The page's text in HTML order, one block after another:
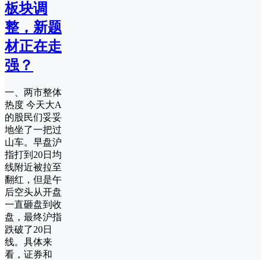
板块调
整，新题
材正在走
强？
一、两市整体
热度 今天大A
的股民们妥妥
地坐了一把过
山车。早盘沪
指打到20日均
线附近被拉至
翻红，但是午
后空头从开盘
一直砸盘到收
盘，最终沪指
跌破了20日
线。具体来
看，证券和